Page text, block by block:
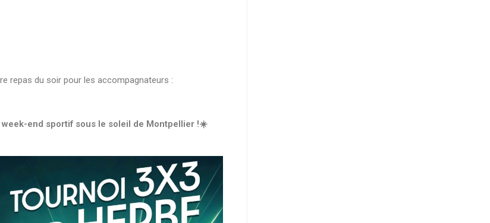
repas du soir pour les accompagnateurs :
end sportif sous le soleil de Montpellier !☀️